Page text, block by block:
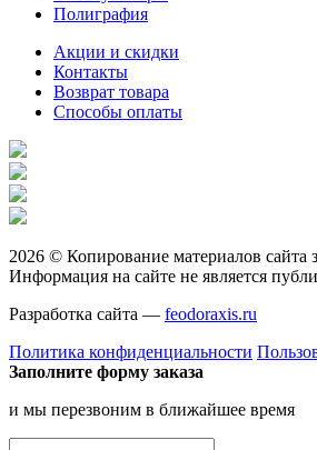
Полиграфия
Акции и скидки
Контакты
Возврат товара
Способы оплаты
2026 © Копирование материалов сайта
Информация на сайте не является
Разработка сайта — feodoraxis.ru
Политика конфиденциальности
Заполните форму заказа
и мы перезвоним в ближайшее время